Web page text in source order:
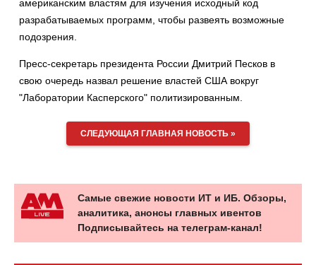
американским властям для изучения исходный код
разрабатываемых программ, чтобы развеять возможные
подозрения.
Пресс-секретарь президента России Дмитрий Песков в
свою очередь назвал решение властей США вокруг
"Лаборатории Касперского" политизированным.
СЛЕДУЮЩАЯ ГЛАВНАЯ НОВОСТЬ »
Самые свежие новости ИТ и ИБ. Обзоры,
аналитика, анонсы главных ивентов
Подписывайтесь на телеграм-канал!